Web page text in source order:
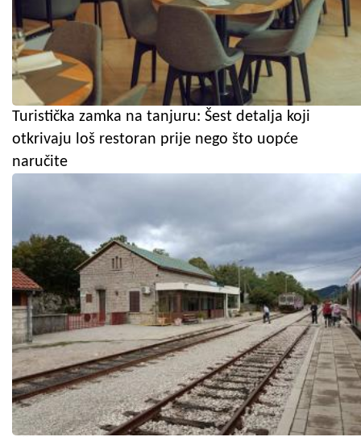
Turistička zamka na tanjuru: Šest detalja koji
otkrivaju loš restoran prije nego što uopće
naručite